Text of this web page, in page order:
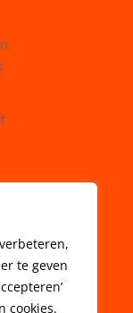
te geven
cookies.